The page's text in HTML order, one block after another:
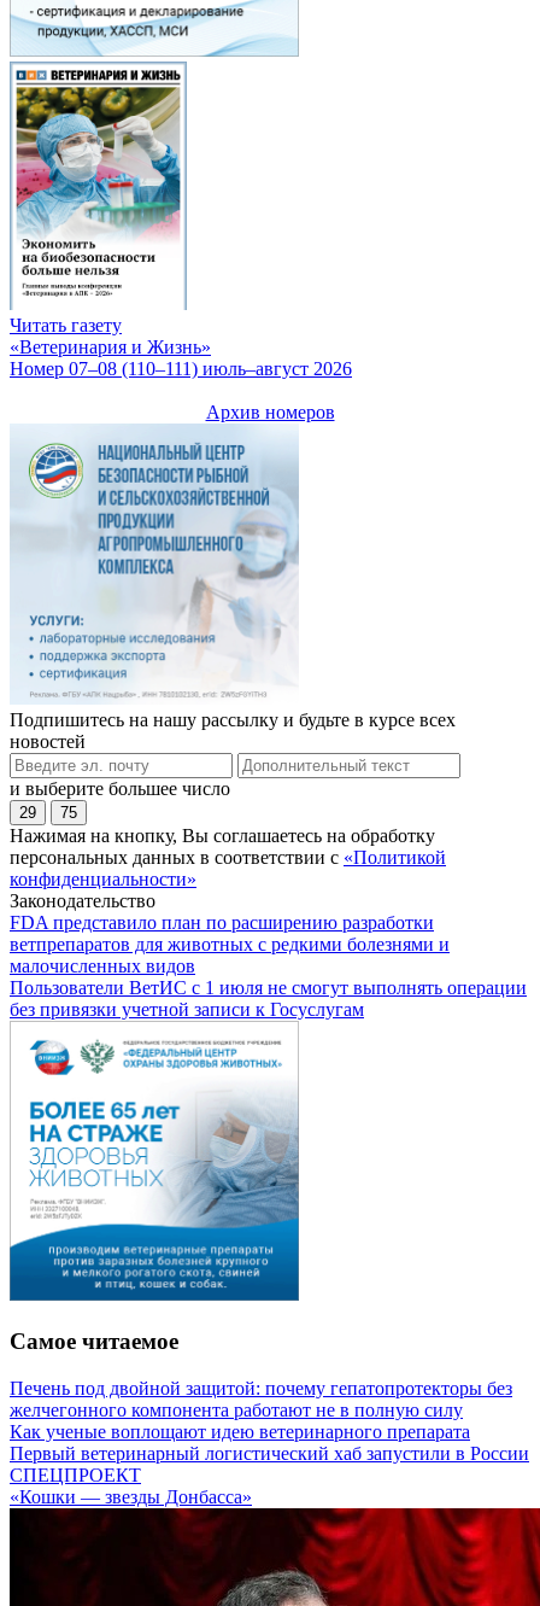
Читать газету
«Ветеринария и Жизнь»
Номер 07–08 (110–111) июль–август 2026
Архив номеров
Подпишитесь на нашу рассылку и будьте в курсе всех
новостей
и выберите большее число
29 75
Нажимая на кнопку, Вы соглашаетесь на обработку
персональных данных в соответствии с «Политикой
конфиденциальности»
Законодательство
FDA представило план по расширению разработки
ветпрепаратов для животных с редкими болезнями и
малочисленных видов
Пользователи ВетИС с 1 июля не смогут выполнять операции
без привязки учетной записи к Госуслугам
Самое читаемое
Печень под двойной защитой: почему гепатопротекторы без
желчегонного компонента работают не в полную силу
Как ученые воплощают идею ветеринарного препарата
Первый ветеринарный логистический хаб запустили в России
СПЕЦПРОЕКТ
«Кошки — звезды Донбасса»